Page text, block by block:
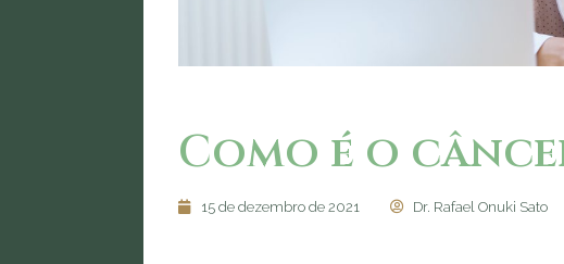
Como é o
15 de dezembro de 2021 Dr. Rafael Onuki Sato